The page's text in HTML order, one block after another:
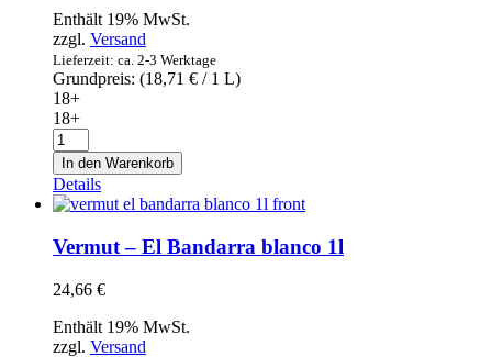
Enthält 19% MwSt.
zzgl. Versand
Lieferzeit: ca. 2-3 Werktage
Grundpreis: (18,71 € / 1 L)
18+
18+
Yzaguirre
Vermouth
Rosado
Premium
1l
Menge
In den Warenkorb
Details
Vermut – El Bandarra blanco 1l
24,66 €
Enthält 19% MwSt.
zzgl. Versand